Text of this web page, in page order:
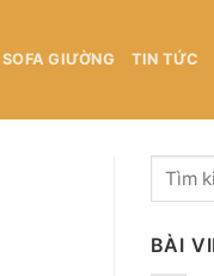
SOFA GIƯỜNG TIN TỨC
BÀI